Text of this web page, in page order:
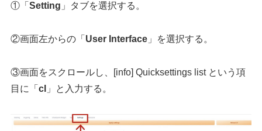
①「Setting 」タブを選択する。
②画面左からの「 User Interface 」を選択する。
③画面をスクロールし、[info] Quicksettings list という項
目に「cl 」と入力する。